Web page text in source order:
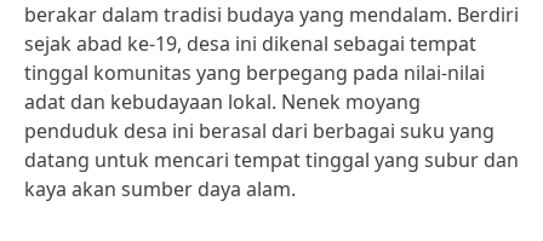
berakar dalam tradisi budaya yang mendalam. Berdiri
sejak abad ke-19, desa ini dikenal sebagai tempat
tinggal komunitas yang berpegang pada nilai-nilai
adat dan kebudayaan lokal. Nenek moyang
penduduk desa ini berasal dari berbagai suku yang
datang untuk mencari tempat tinggal yang subur dan
kaya akan sumber daya alam.